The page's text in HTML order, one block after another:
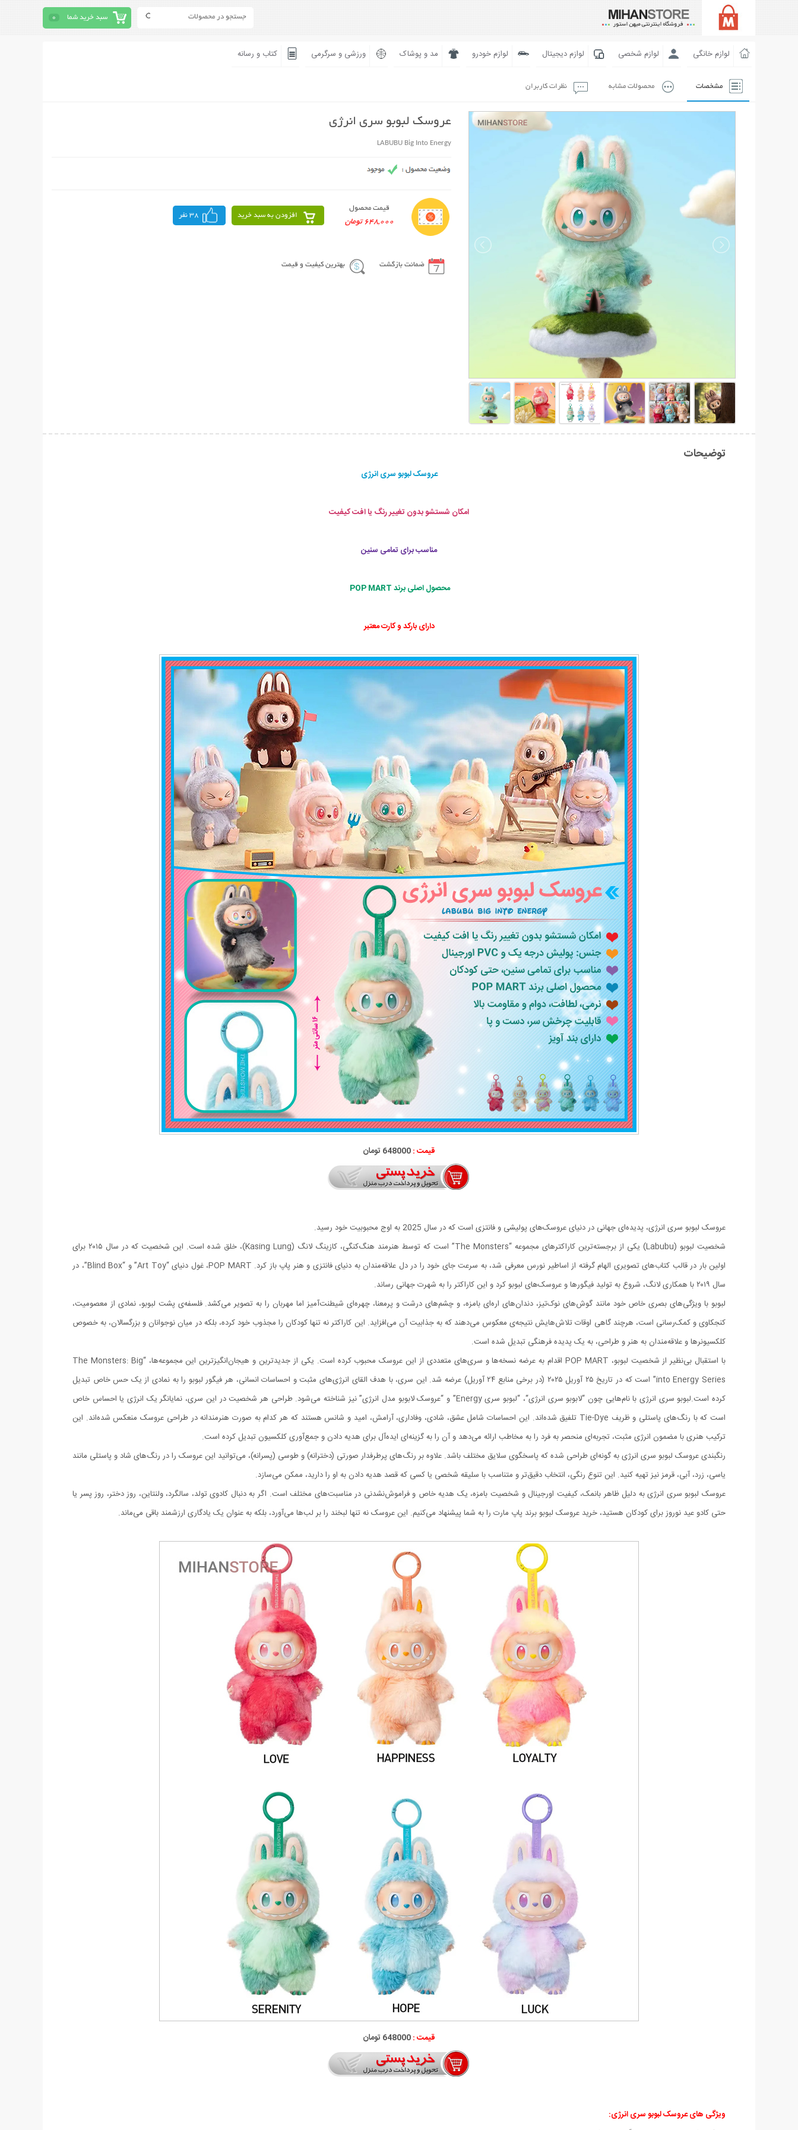
سبد خرید شما 0
لوازم خانگی لوازم شخصی لوازم دیجیتال لوازم خودرو مد و پوشاک ورزشی و سرگرمی کتاب و رسانه
مشخصات محصولات مشابه نظرات کاربران
عروسک لبوبو سری انرژی
LABUBU Big Into Energy
قیمت محصول
648,000 تومان
افزودن به سبد خرید 38 نفر
ضمانت بازگشت بهترین کیفیت و قیمت
توضیحات
عروسک لبوبو سری انرژی
امکان شستشو بدون تغییر رنگ یا افت کیفیت
مناسب برای تمامی سنین
محصول اصلی برند POP MART
دارای بارکد و کارت معتبر
قیمت :648000 تومان
عروسک لبوبو سری انرژی، پدیده‌ای جهانی در دنیای عروسک‌های پولیشی و فانتزی است که در سال 2025 به اوج محبوبیت خود رسید.
شخصیت لبوبو (Labubu) یکی از برجسته‌ترین کاراکترهای مجموعه “The Monsters” است که توسط هنرمند هنگ‌کنگی، کازینگ لانگ (Kasing Lung)، خلق شده است. این شخصیت که در سال ۲۰۱۵ برای
اولین بار در قالب کتاب‌های تصویری الهام گرفته از اساطیر نورس معرفی شد، به سرعت جای خود را در دل علاقه‌مندان به دنیای فانتزی و هنر پاپ باز کرد. POP MART، غول دنیای “Art Toy” و “Blind Box”، در
سال ۲۰۱۹ با همکاری لانگ، شروع به تولید فیگورها و عروسک‌های لبوبو کرد و این کاراکتر را به شهرت جهانی رساند.
لبوبو با ویژگی‌های بصری خاص خود مانند گوش‌های نوک‌تیز، دندان‌های اره‌ای بامزه، و چشم‌های درشت و پرمعنا، چهره‌ای شیطنت‌آمیز اما مهربان را به تصویر می‌کشد. فلسفه‌ی پشت لبوبو، نمادی از معصومیت،
کنجکاوی و کمک‌رسانی است، هرچند گاهی اوقات تلاش‌هایش نتیجه‌ی معکوس می‌دهند که به جذابیت آن می‌افزاید. این کاراکتر نه تنها کودکان را مجذوب خود کرده، بلکه در میان نوجوانان و بزرگسالان، به خصوص
کلکسیونرها و علاقه‌مندان به هنر و طراحی، به یک پدیده فرهنگی تبدیل شده است.
با استقبال بی‌نظیر از شخصیت لبوبو، POP MART اقدام به عرضه نسخه‌ها و سری‌های متعددی از این عروسک محبوب کرده است. یکی از جدیدترین و هیجان‌انگیزترین این مجموعه‌ها، “The Monsters: Big
into Energy Series” است که در تاریخ ۲۵ آوریل ۲۰۲۵ (در برخی منابع ۲۴ آوریل) عرضه شد. این سری، با هدف القای انرژی‌های مثبت و احساسات انسانی، هر فیگور لبوبو را به نمادی از یک حس خاص تبدیل
کرده است.لبوبو سری انرژی با نام‌هایی چون “لابوبو سری انرژی“، “لبوبو سری Energy” و “عروسک لابوبو مدل انرژی” نیز شناخته می‌شود. طراحی هر شخصیت در این سری، نمایانگر یک انرژی یا احساس خاص
است که با رنگ‌های پاستلی و ظریف Tie-Dye تلفیق شده‌اند. این احساسات شامل عشق، شادی، وفاداری، آرامش، امید و شانس هستند که هر کدام به صورت هنرمندانه در طراحی عروسک منعکس شده‌اند. این
ترکیب هنری با مضمون انرژی مثبت، تجربه‌ای منحصر به فرد را به مخاطب ارائه می‌دهد و آن را به گزینه‌ای ایده‌آل برای هدیه دادن و جمع‌آوری کلکسیون تبدیل کرده است.
رنگبندی عروسک لبوبو سری انرژی به گونه‌ای طراحی شده که پاسخگوی سلایق مختلف باشد. علاوه بر رنگ‌های پرطرفدار صورتی (دخترانه) و طوسی (پسرانه)، می‌توانید این عروسک را در رنگ‌های شاد و پاستلی مانند
یاسی، زرد، آبی، قرمز نیز تهیه کنید. این تنوع رنگی، انتخاب دقیق‌تر و متناسب با سلیقه شخصی یا کسی که قصد هدیه دادن به او را دارید، ممکن می‌سازد.
عروسک لبوبو سری انرژی به دلیل ظاهر بانمک، کیفیت اورجینال و شخصیت بامزه، یک هدیه خاص و فراموش‌نشدنی در مناسبت‌های مختلف است. اگر به دنبال کادوی تولد، سالگرد، ولنتاین، روز دختر، روز پسر یا
حتی کادو عید نوروز برای کودکان هستید، خرید عروسک لبوبو برند پاپ مارت را به شما پیشنهاد می‌کنیم. این عروسک نه تنها لبخند را بر لب‌ها می‌آورد، بلکه به عنوان یک یادگاری ارزشمند باقی می‌ماند.
قیمت :648000 تومان
ویژگی های عروسک لبوبو سری انرژی: